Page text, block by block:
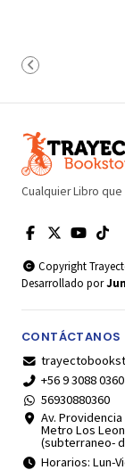
Cualquier Libro que
Copyright
Desarrollado por
CONTÁCTANOS
+56 9 3088 0360
56930880360
Av. Providencia
Metro Los
(subterraneo-
Horarios: Lun-